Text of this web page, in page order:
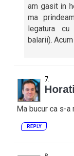
am gasit in
ma
legatura
balarii).
Ma bucur ca s-a
REPLY